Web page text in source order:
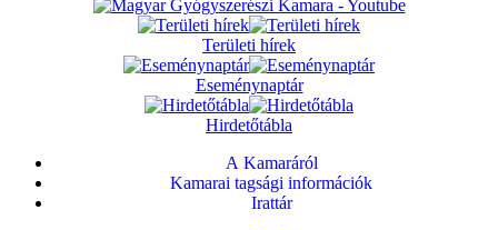
Területi hírek
Eseménynaptár
Hirdetőtábla
A Kamaráról
Kamarai tagsági információk
Irattár